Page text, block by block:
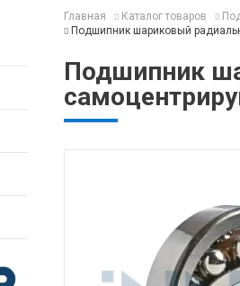
Главная Каталог товаров
Подшипник шариковый
Подшипник